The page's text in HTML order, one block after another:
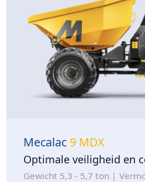
Mecalac 9 MDX
Optimale veiligheid en
Gewicht 5,3 - 5,7 ton